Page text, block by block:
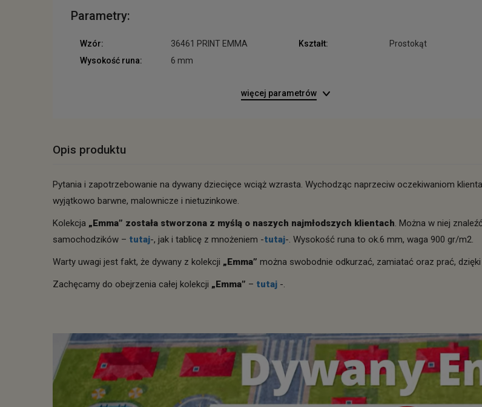
Parametry:
Wzór: 36461 PRINT EMMA Kształt:
Prostokąt
Wysokość runa:
6 mm
więcej parametrów
Opis produktu
Pytania i zapotrzebowanie na dywany dziecięce wciąż wzrasta. Wychodząc naprzeciw oczekiwaniom
wyjątkowo barwne, malownicze i nietuzinkowe.
Kolekcja „Emma” została stworzona z myślą o naszych najmłodszych klientach. Można w niej
samochodzików – tutaj-, jak i tablicę z mnożeniem -tutaj-. Wysokość runa to ok.6 mm, waga 900 gr/m2.
Warty uwagi jest fakt, że dywany z kolekcji „Emma” można swobodnie odkurzać, zamiatać oraz prać,
Zachęcamy do obejrzenia całej kolekcji „Emma” – tutaj -.